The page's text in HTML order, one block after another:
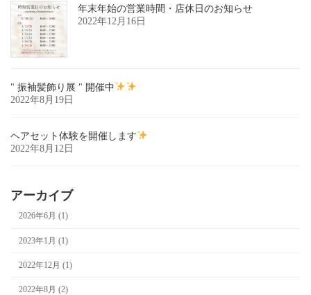
年末年始の営業時間・店休日のお知らせ
2022年12月16日
" 振袖髪飾り展 " 開催中
2022年8月19日
ヘアセット体験を開催します
2022年8月12日
アーカイブ
2026年6月 (1)
2023年1月 (1)
2022年12月 (1)
2022年8月 (2)